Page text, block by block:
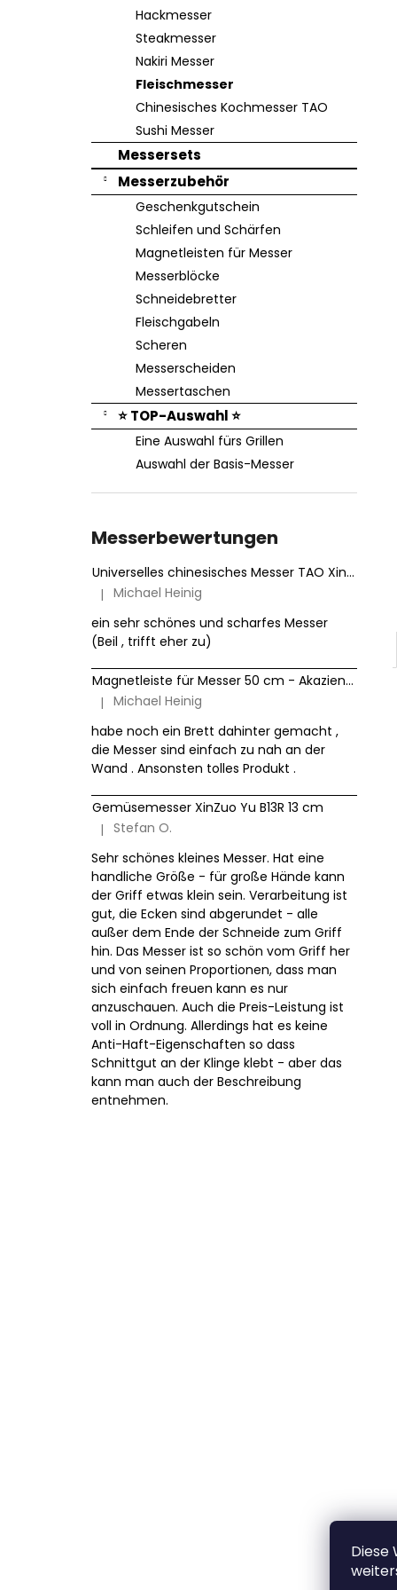
Diese
Hackmesser
Steakmesser
Nakiri Messer
Fleischmesser
Chinesisches Kochmesser TAO
Sushi Messer
Messersets
Messerzubehör
Geschenkgutschein
Schleifen und Schärfen
Magnetleisten für Messer
Messerblöcke
Schneidebretter
Fleischgabeln
Scheren
Messerscheiden
Messertaschen
⭐ TOP-Auswahl ⭐
Eine Auswahl fürs Grillen
Auswahl der Basis-Messer
Messerbewertungen
Universelles chinesisches Messer TAO XinZuo Jiang B46D 18 cm
Die Produktbewertung beträgt 5 von 5 Sternen.
| Michael Heinig
ein sehr schönes und scharfes Messer
(Beil , trifft eher zu)
Magnetleiste für Messer 50 cm - Akazienholz HezHen
Die Produktbewertung beträgt 5 von 5 Sternen.
| Michael Heinig
habe noch ein Brett dahinter gemacht ,
die Messer sind einfach zu nah an der
Wand . Ansonsten tolles Produkt .
Gemüsemesser XinZuo Yu B13R 13 cm
Die Produktbewertung beträgt 5 von 5 Sternen.
| Stefan O.
Sehr schönes kleines Messer. Hat eine
handliche Größe - für große Hände kann
der Griff etwas klein sein. Verarbeitung ist
gut, die Ecken sind abgerundet - alle
außer dem Ende der Schneide zum Griff
hin. Das Messer ist so schön vom Griff her
und von seinen Proportionen, dass man
sich einfach freuen kann es nur
anzuschauen. Auch die Preis-Leistung ist
voll in Ordnung. Allerdings hat es keine
Anti-Haft-Eigenschaften so dass
Schnittgut an der Klinge klebt - aber das
kann man auch der Beschreibung
entnehmen.